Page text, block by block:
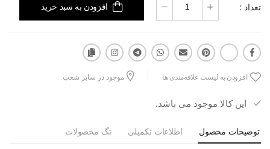
تعداد : افزودن به سبد خرید
افزودن به لیست علاقه‌مندی ها موجود در سایر شعب
این کالا موجود می باشد.
توضیحات محصول اطلاعات تکمیلی تگ محصولات